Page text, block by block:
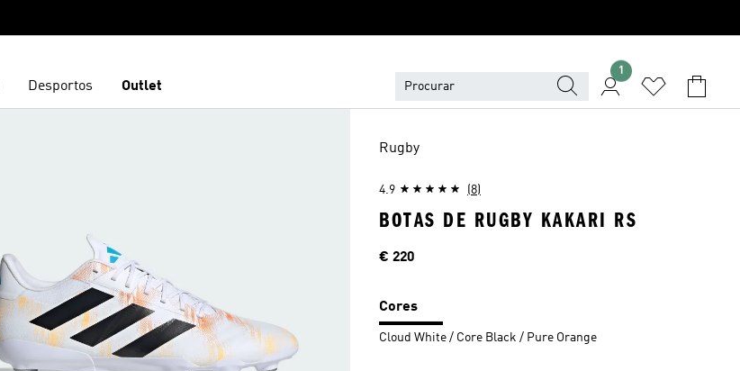
Desportos Outlet
1
Rugby
4.9 (8)
BOTAS DE RUGBY KAKARI RS
Preço
€ 220
Cores
Cloud White / Core Black / Pure Orange